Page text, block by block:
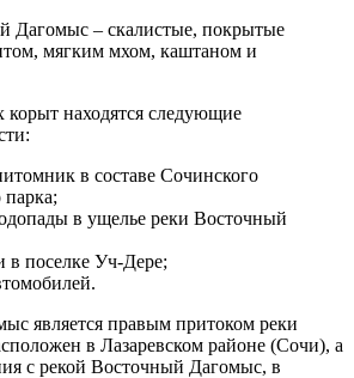
Дагомыс – скалистые, покрытые
мягким мхом, каштаном и
находятся следующие
в составе Сочинского
в ущелье реки Восточный
поселке Уч-Дере;
является правым притоком реки
в Лазаревском районе (Сочи), а
с рекой Восточный Дагомыс, в